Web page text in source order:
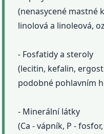
(nenasycené mastné
linolová a linoleová,
- Fosfatidy a steroly
(lecitin, kefalin,
podobné pohlavním
- Minerální látky
(Ca - vápník, P -